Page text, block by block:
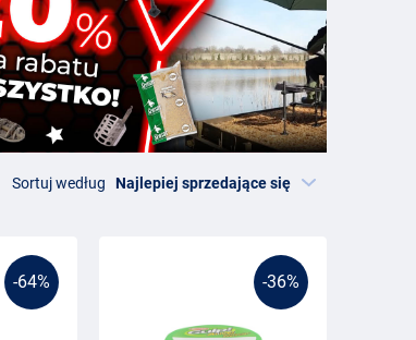
Sortuj według
-64% -36%